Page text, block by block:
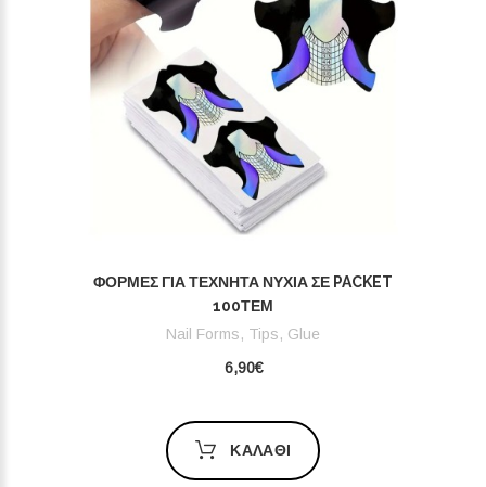
ΦΌΡΜΕΣ ΓΙΑ ΤΕΧΝΗΤΆ ΝΎΧΙΑ ΣΕ PACKET
100ΤΕΜ
Nail Forms, Tips, Glue
6,90€
ΚΑΛΆΘΙ